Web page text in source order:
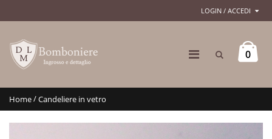
LOGIN / ACCEDI
0
Home/Candeliere in vetro